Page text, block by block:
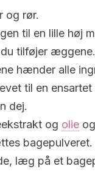
og rør.
til en lille høj
tilføjer æggene.
hænder alle
til en ensartet
dej.
og olie
bagepulveret.
læg på et